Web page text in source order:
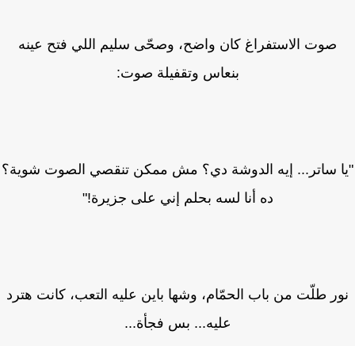
صوت الاستفراغ كان واضح، وصحّى سليم اللي فتح عينه
بنعاس وتقفيلة صوت:
ساتر... إيه الدوشة دي؟ مش ممكن تنقصي الصوت شوية؟
ده أنا لسه بحلم إني على جزيرة!"
طلّت من باب الحمّام، وشها باين عليه التعب، كانت هترد
عليه... بس فجأة...